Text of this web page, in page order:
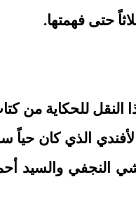
حتى فهمتها.
النقل للحكاية
محمود المرعشي